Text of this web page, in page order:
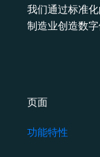
我们通过标准
制造业创造数字
页面
功能特性